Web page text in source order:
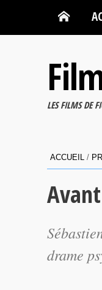
LES FILMS DE
ACCUEIL /
drame